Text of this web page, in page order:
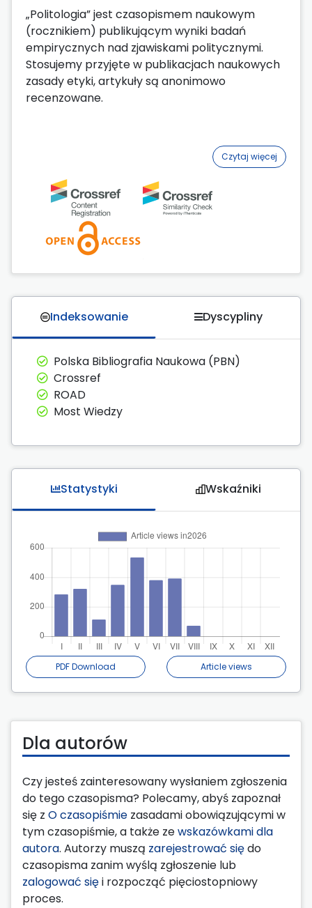
„Politologia” jest czasopismem naukowym
(rocznikiem) publikującym wyniki badań
empirycznych nad zjawiskami politycznymi.
Stosujemy przyjęte w publikacjach naukowych
zasady etyki, artykuły są anonimowo
recenzowane.
Czytaj więcej
Indeksowanie Dyscypliny
Polska Bibliografia Naukowa (PBN)
Crossref
ROAD
Most Wiedzy
Statystyki Wskaźniki
PDF Download Article views
Dla autorów
Czy jesteś zainteresowany wysłaniem zgłoszenia
do tego czasopisma? Polecamy, abyś zapoznał
się z O czasopiśmie zasadami obowiązującymi w
tym czasopiśmie, a także zewskazówkami dla
autora. Autorzy muszą zarejestrować siędo
czasopisma zanim wyślą zgłoszenie lub
zalogować sięi rozpocząć pięciostopniowy
proces.